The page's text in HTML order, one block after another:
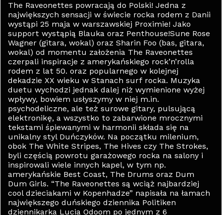
The Raveonettes powracają do Polski! Jedna z
największych sensacji w świecie rocka rodem z Danii
wystąpi 25 maja w warszawskiej Proximie! Jako
support wystąpią Blauka oraz Penthouse!Sune Rose
Wagner (gitara, wokal) oraz Sharin Foo (bas, gitara,
wokal) od momentu założenia The Raveonettes
czerpali inspiracje z amerykańskiego rock’n’rolla
rodem z lat 50. oraz popularnego w kolejnej
dekadzie XX wieku w Stanach surf rocka. Muzyka
duetu wychodzi jednak dalej niż wymienione wyżej
wpływy, bowiem usłyszymy w niej m.in.
psychodeliczne, ale też surowe gitary, pulsującą
elektronikę, a wszystko to zabarwione mrocznymi
tekstami śpiewanymi w harmonii składa się na
unikalny styl Duńczyków. Na początku milenium,
obok The White Stripes, The Hives czy The Strokes,
byli częścią powrotu garażowego rocka na salony i
inspirowali wiele innych kapel, w tym np.
amerykańskie Best Coast, The Drums oraz Dum
Dum Girls. “The Raveonettes są wciąż najbardziej
cool dzieciakami w Kopenhadze” napisała na łamach
największego duńskiego dziennika Politiken
dziennikarka Lucia Odoom po jednym z 6